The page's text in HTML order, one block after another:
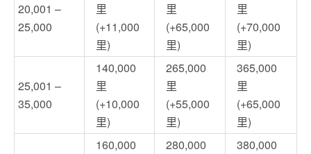
20,001 –
25,000
里
(+11,000
里)
里
(+65,000
里)
里
(+70,000
里)
25,001 –
35,000
140,000
里
(+10,000
里)
265,000
里
(+55,000
里)
365,000
里
(+65,000
里)
160,000
280,000
380,000